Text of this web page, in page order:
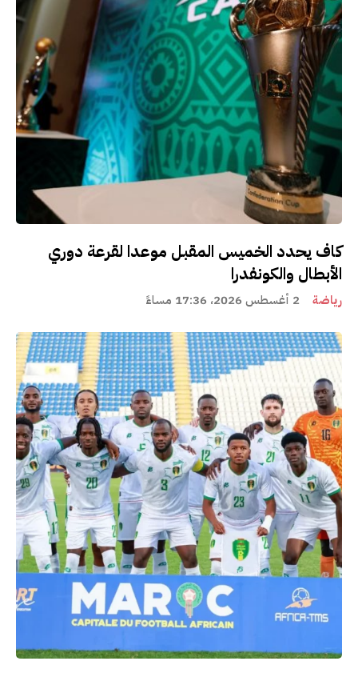
كاف يحدد الخميس المقبل موعدا لقرعة دوري
الأبطال والكونفدرا
رياضة 2 أغسطس 2026، 17:36 مساءً